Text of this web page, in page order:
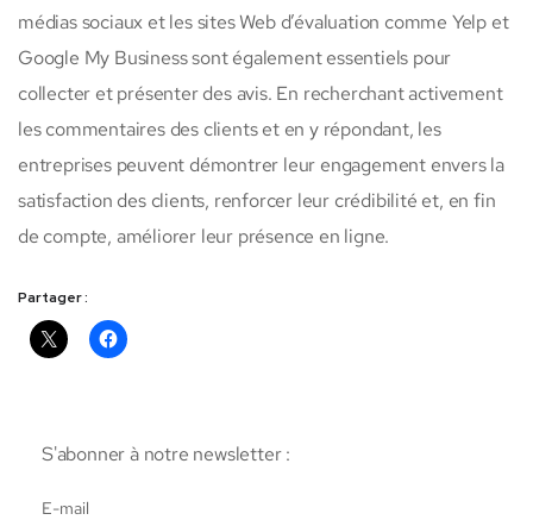
médias sociaux et les sites Web d’évaluation comme Yelp et
Google My Business sont également essentiels pour
collecter et présenter des avis. En recherchant activement
les commentaires des clients et en y répondant, les
entreprises peuvent démontrer leur engagement envers la
satisfaction des clients, renforcer leur crédibilité et, en fin
de compte, améliorer leur présence en ligne.
Partager :
S'abonner à notre newsletter :
E-mail